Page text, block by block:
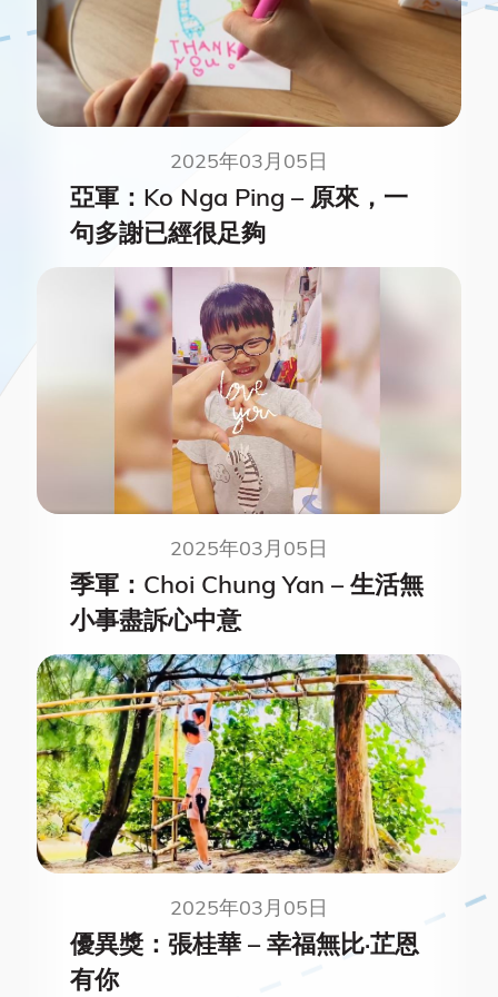
2025年03月05日
亞軍：Ko Nga Ping – 原來，一
句多謝已經很足夠
2025年03月05日
季軍：Choi Chung Yan – 生活無
小事盡訴心中意
2025年03月05日
優異獎：張桂華 – 幸福無比·芷恩
有你